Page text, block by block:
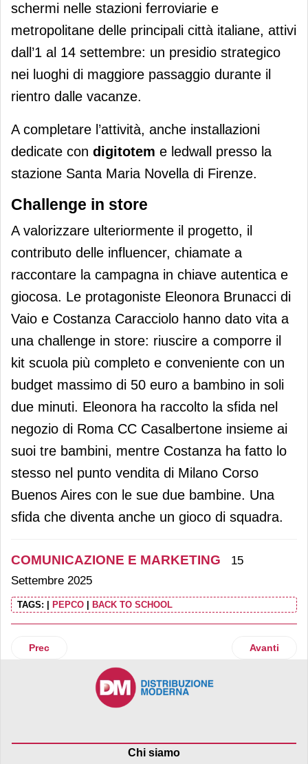
schermi nelle stazioni ferroviarie e
metropolitane delle principali città italiane, attivi
dall’1 al 14 settembre: un presidio strategico
nei luoghi di maggiore passaggio durante il
rientro dalle vacanze.
A completare l’attività, anche installazioni
dedicate con digitotem e ledwall presso la
stazione Santa Maria Novella di Firenze.
Challenge in store
A valorizzare ulteriormente il progetto, il
contributo delle influencer, chiamate a
raccontare la campagna in chiave autentica e
giocosa. Le protagoniste Eleonora Brunacci di
Vaio e Costanza Caracciolo hanno dato vita a
una challenge in store: riuscire a comporre il
kit scuola più completo e conveniente con un
budget massimo di 50 euro a bambino in soli
due minuti. Eleonora ha raccolto la sfida nel
negozio di Roma CC Casalbertone insieme ai
suoi tre bambini, mentre Costanza ha fatto lo
stesso nel punto vendita di Milano Corso
Buenos Aires con le sue due bambine. Una
sfida che diventa anche un gioco di squadra.
COMUNICAZIONE E MARKETING
15
Settembre 2025
TAGS: PEPCO BACK TO SCHOOL
Articolo precedente: Lidl prosegue la partnership con
Prec Articolo
Avanti
Chi siamo